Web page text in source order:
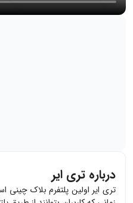
درباره تری ایر
تری ایر اولین پلتفرم بلاک چینی